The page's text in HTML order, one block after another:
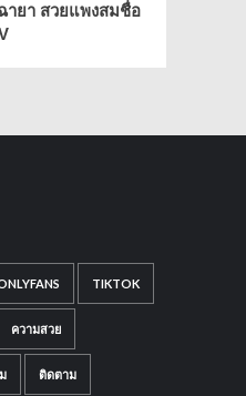
ายา สวยแพงสมชื่อ
TIKTOK
ความสวย
ติดตาม